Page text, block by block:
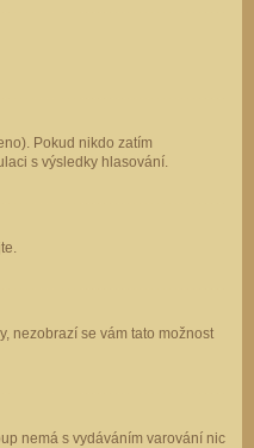
Pokud nikdo zatím
s výsledky hlasování.
nezobrazí se vám tato možnost
nemá s vydáváním varování nic